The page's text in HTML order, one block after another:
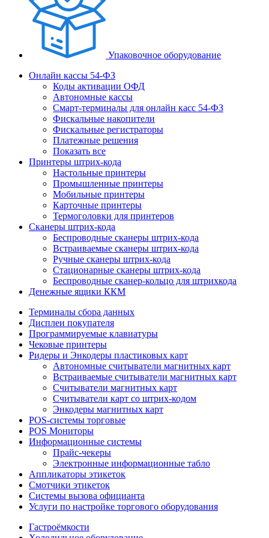
Упаковочное оборудование
Онлайн кассы 54-ФЗ
Коды активации ОФД
Автономные кассы
Смарт-терминалы для онлайн касс 54-ФЗ
Фискальные накопители
Фискальные регистраторы
Платежные решения
Показать все
Принтеры штрих-кода
Настольные принтеры
Промышленные принтеры
Мобильные принтеры
Карточные принтеры
Термоголовки для принтеров
Сканеры штрих-кода
Беспроводные сканеры штрих-кода
Встраиваемые сканеры штрих-кода
Ручные сканеры штрих-кода
Стационарные сканеры штрих-кода
Беспроводные сканер-кольцо для штрихкода
Денежные ящики ККМ
Терминалы сбора данных
Дисплеи покупателя
Программируемые клавиатуры
Чековые принтеры
Ридеры и Энкодеры пластиковых карт
Автономные считыватели магнитных карт
Встраиваемые считыватели магнитных карт
Считыватели магнитных карт
Считыватели карт со штрих-кодом
Энкодеры магнитных карт
POS-системы торговые
POS Мониторы
Информационные системы
Прайс-чекеры
Электронные информационные табло
Аппликаторы этикеток
Смотчики этикеток
Системы вызова официанта
Услуги по настройке торгового оборудования
Гастроёмкости